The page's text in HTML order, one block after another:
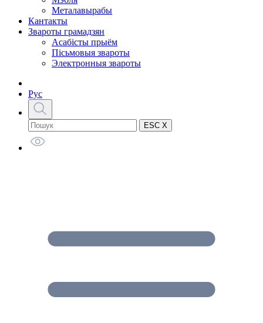
Металавырабы
Кантакты
Звароты грамадзян
Асабісты прыём
Пісьмовыя звароты
Электронныя звароты
Рус
ESC X